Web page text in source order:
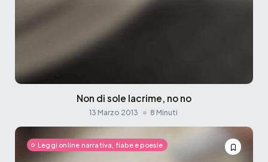
Non di sole lacrime, no no
13 Marzo 2013 8 Minuti
Leggi online narrativa, fiabe e poesie